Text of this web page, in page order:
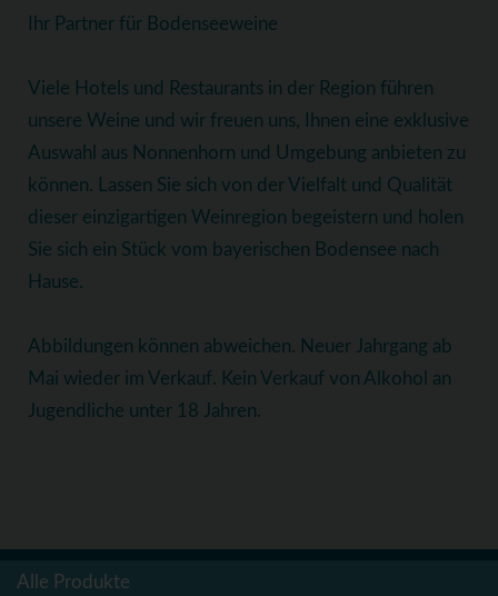
Ihr Partner für Bodenseeweine
Viele Hotels und Restaurants in der Region führen
unsere Weine und wir freuen uns, Ihnen eine exklusive
Auswahl aus Nonnenhorn und Umgebung anbieten zu
können. Lassen Sie sich von der Vielfalt und Qualität
dieser einzigartigen Weinregion begeistern und holen
Sie sich ein Stück vom bayerischen Bodensee nach
Hause.
Abbildungen können abweichen. Neuer Jahrgang ab
Mai wieder im Verkauf. Kein Verkauf von Alkohol an
Jugendliche unter 18 Jahren.
Alle Produkte